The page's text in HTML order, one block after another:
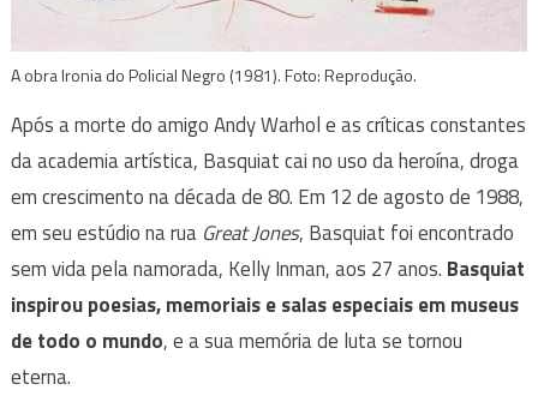
A obra Ironia do Policial Negro (1981). Foto: Reprodução.
Após a morte do amigo Andy Warhol e as críticas constantes
da academia artística, Basquiat cai no uso da heroína, droga
em crescimento na década de 80. Em 12 de agosto de 1988,
em seu estúdio na rua Great Jones, Basquiat foi encontrado
sem vida pela namorada, Kelly Inman, aos 27 anos. Basquiat
inspirou poesias, memoriais e salas especiais em museus
de todo o mundo, e a sua memória de luta se tornou
eterna.